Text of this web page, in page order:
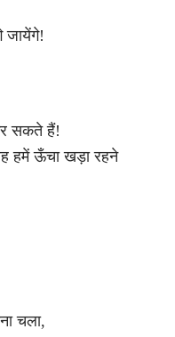
जायेंगे!
सकते हैं!
हमें ऊँचा खड़ा रहने
चला,